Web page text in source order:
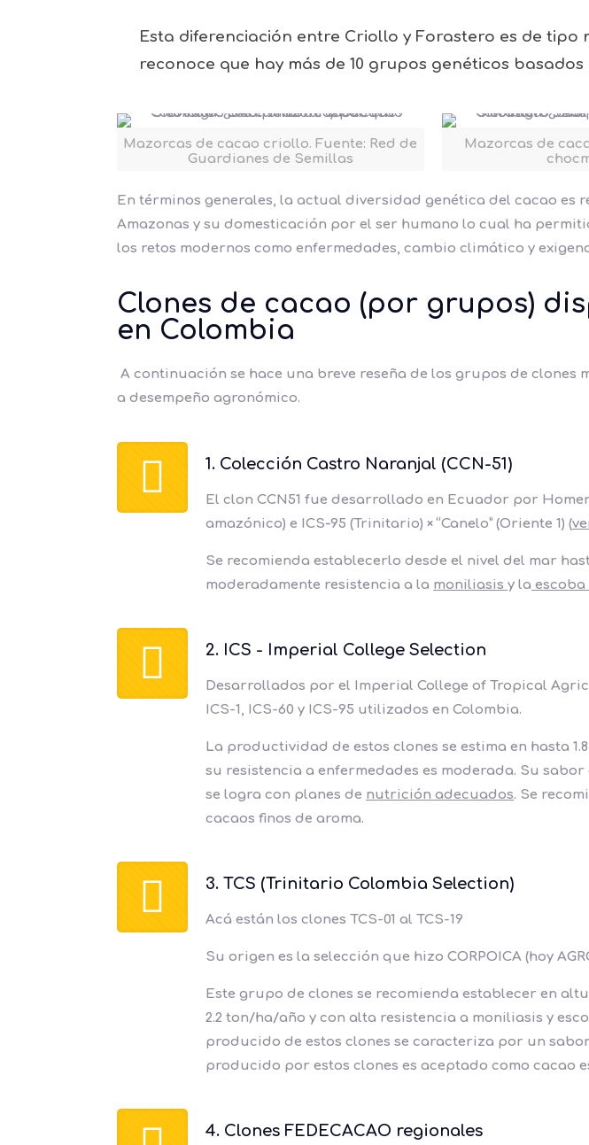
Esta diferenciación entre Criollo y Forastero es de
reconoce que hay más de 10 grupos genéticos basados
Mazorcas de cacao criollo. Fuente: Red de
Guardianes de Semillas
Mazorcas de
En términos generales, la actual diversidad genética del cacao
Amazonas y su domesticación por el ser humano lo cual ha
los retos modernos como enfermedades, cambio climático y
Clones de cacao (por grupos)
en Colombia
A continuación se hace una breve reseña de los grupos de
a desempeño agronómico.
1. Colección Castro Naranjal (CCN-51)
El clon CCN51 fue desarrollado en Ecuador por
amazónico) e ICS‑95 (Trinitario) × “Canelo” (Oriente 1) (
Se recomienda establecerlo desde el nivel del mar
moderadamente resistencia a la moniliasis y la
2. ICS - Imperial College Selection
Desarrollados por el Imperial College of Tropical
ICS-1, ICS-60 y ICS-95 utilizados en Colombia.
La productividad de estos clones se estima en hasta
su resistencia a enfermedades es moderada. Su
se logra con planes de nutrición adecuados. Se
cacaos finos de aroma.
3. TCS (Trinitario Colombia Selection)
Acá están los clones TCS-01 al TCS-19
Su origen es la selección que hizo CORPOICA (hoy
Este grupo de clones se recomienda establecer en
2.2 ton/ha/año y con alta resistencia a moniliasis y
producido de estos clones se caracteriza por un
producido por estos clones es aceptado como cacao
4. Clones FEDECACAO regionales